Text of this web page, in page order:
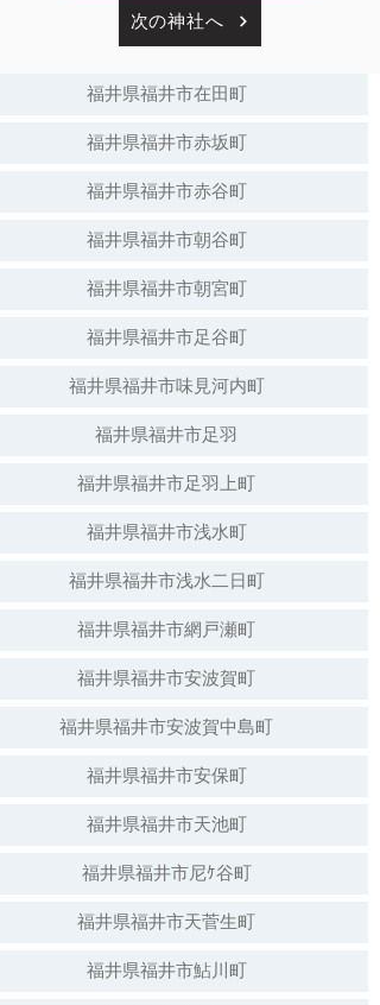
次の神社へ
福井県福井市在田町
福井県福井市赤坂町
福井県福井市赤谷町
福井県福井市朝谷町
福井県福井市朝宮町
福井県福井市足谷町
福井県福井市味見河内町
福井県福井市足羽
福井県福井市足羽上町
福井県福井市浅水町
福井県福井市浅水二日町
福井県福井市網戸瀬町
福井県福井市安波賀町
福井県福井市安波賀中島町
福井県福井市安保町
福井県福井市天池町
福井県福井市尼ｹ谷町
福井県福井市天菅生町
福井県福井市鮎川町